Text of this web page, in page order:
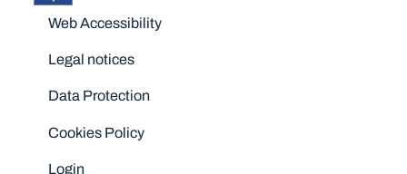
Disclaimers
Web Accessibility
Legal notices
Data Protection
Cookies Policy
Login